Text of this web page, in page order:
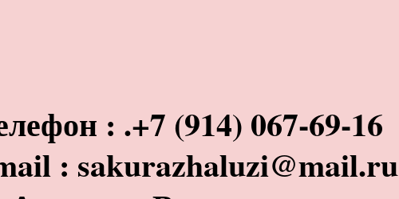
: .+7 (914) 067-69-16
: sakurazhaluzi@mail.ru